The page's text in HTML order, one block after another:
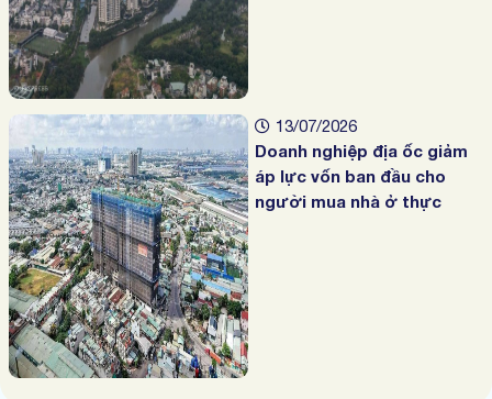
13/07/2026
Doanh nghiệp địa ốc giảm
áp lực vốn ban đầu cho
người mua nhà ở thực